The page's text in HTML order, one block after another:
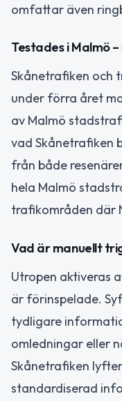
omfattar även
Testades i Malmö
Skånetrafiken och
under förra året
av Malmö
vad Skånetrafiken
från både
hela Malmö
trafikområden där
Vad är manuellt
Utropen aktiveras
är förinspelade.
tydligare
omledningar eller
Skånetrafiken
standardiserad